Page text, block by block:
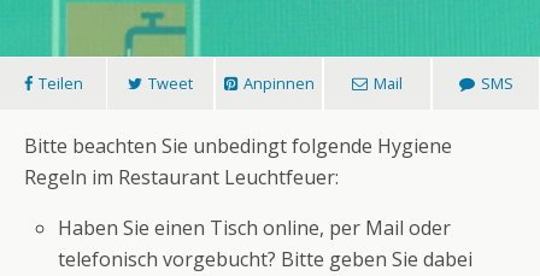
Teilen Tweet Anpinnen Mail SMS
Bitte beachten Sie unbedingt folgende Hygiene
Regeln im Restaurant Leuchtfeuer:
Haben Sie einen Tisch online, per Mail oder
telefonisch vorgebucht? Bitte geben Sie dabei